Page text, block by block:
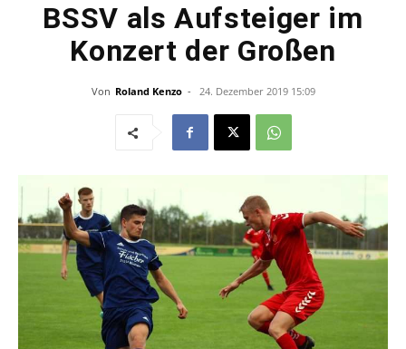
BSSV als Aufsteiger im
Konzert der Großen
Von Roland Kenzo - 24. Dezember 2019 15:09